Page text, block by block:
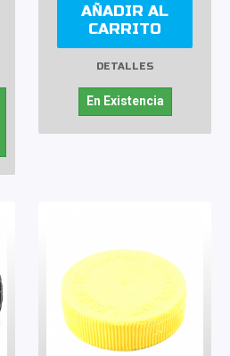
AÑADIR AL
CARRITO
DETALLES
En Existencia